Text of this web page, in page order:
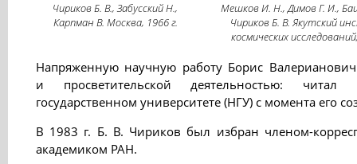
Чириков Б. В., Забусский Н.,
Карпман В. Москва, 1966 г.
Мешков И. Н., Димов Г. И.,
Чириков Б. В. Якутский
космических
Напряженную научную работу Борис Валерианович
и просветительской деятельностью:
государственном университете (НГУ) с момента его
В 1983 г. Б. В. Чириков был избран членом-
академиком РАН.